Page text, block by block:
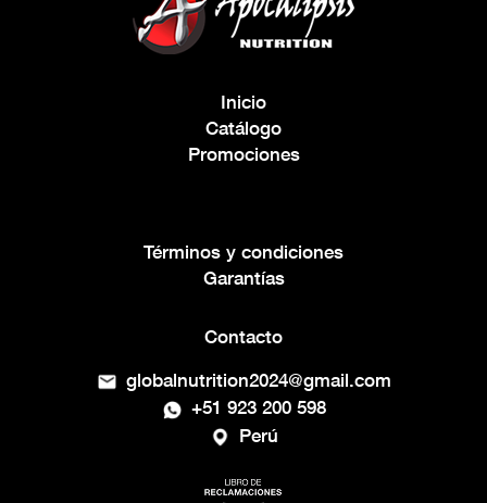
Inicio
Catálogo
Promociones
Términos y condiciones
Garantías
Contacto
globalnutrition2024@gmail.com
+51 923 200 598
Perú